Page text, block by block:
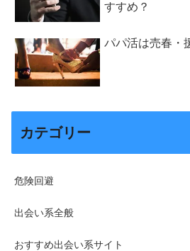
すすめ？
パパ活は売春・
カテゴリー
危険回避
出会い系全般
おすすめ出会い系サイト